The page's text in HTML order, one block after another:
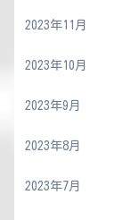
2023年11月
2023年10月
2023年9月
2023年8月
2023年7月